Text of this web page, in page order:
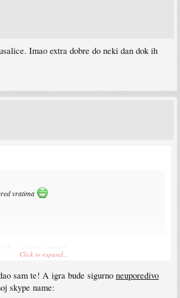
Imao extra dobre do neki dan dok ih
vratima
laksa a jos ona nasa bosanska za*ebancija,
Click to expand...
sam te! A igra bude sigurno neuporedivo
skype name: